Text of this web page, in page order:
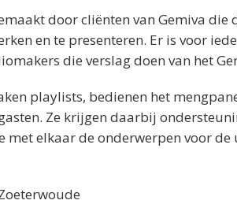
door cliënten van Gemiva
en te presenteren. Er is voor
die verslag doen van het
playlists, bedienen het
Ze krijgen daarbij
met elkaar de onderwerpen voor de